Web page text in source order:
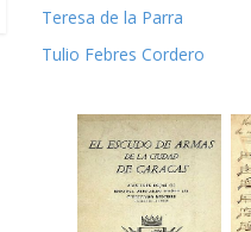
Teresa de la Parra
Tulio Febres Cordero